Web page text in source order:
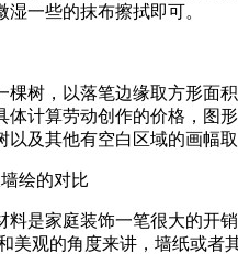
一些的抹布擦拭即可。
，以落笔边缘取方形面积
体计算劳动创作的价格，图
及其他有空白区域的画幅
绘的对比
家庭装饰一笔很大的开销
美观的角度来讲，墙纸或